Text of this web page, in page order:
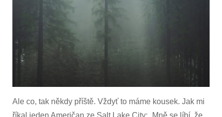
Ale co, tak někdy příště. Vždyť to máme kousek. Jak mi